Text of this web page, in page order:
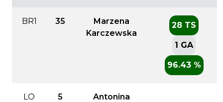
BR1 35
Marzena
Karczewska
28 TS
1 GA
96.43 %
LO 5
Antonina